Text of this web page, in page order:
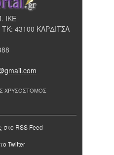
ΙΚΕ
43100 ΚΑΡΔΙΤΣΑ
ΧΡΥΣΟΣΤΟΜΟΣ
στο RSS Feed
Twitter